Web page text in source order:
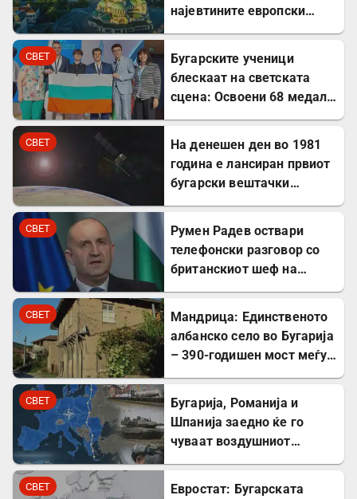
најевтините европски
СВЕТ
Бугарските ученици
блескаат на светската
сцена: Освоени 68 медали
година
СВЕТ
На денешен ден во 1981
година е лансиран првиот
бугарски вештачки
СВЕТ
Румен Радев оствари
телефонски разговор со
британскиот шеф на
СВЕТ
Мандрица: Единственото
албанско село во Бугарија
– 390-годишен мост меѓу
СВЕТ
Бугарија, Романија и
Шпанија заедно ќе го
чуваат воздушниот
СВЕТ
Евростат: Бугарската